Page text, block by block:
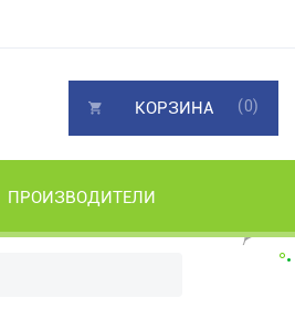
ПРОИЗВОДИТЕЛИ
КОРЗИНА (0)